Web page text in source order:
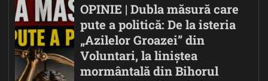
OPINIE | Dubla măsură care
pute a politică: De la isteria
„Azilelor Groazei” din
Voluntari, la liniștea
mormântală din Bihorul